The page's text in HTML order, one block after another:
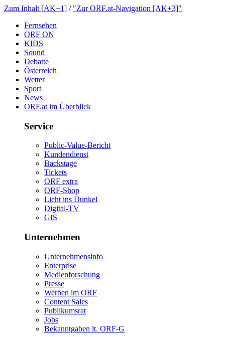
ZumInhalt[AK+1] / "ZurORF.at-Navigation[AK+3]"
Fernsehen
ORFON
KIDS
Sound
Debatte
Österreich
Wetter
Sport
News
ORF.atimÜberblick
Service
Public-Value-Bericht
Kundendienst
Backstage
Tickets
ORFextra
ORF-Shop
LichtinsDunkel
Digital-TV
GIS
Unternehmen
Unternehmensinfo
Enterprise
Medienforschung
Presse
WerbenimORF
ContentSales
Publikumsrat
Jobs
Bekanntgabenlt.ORF-G